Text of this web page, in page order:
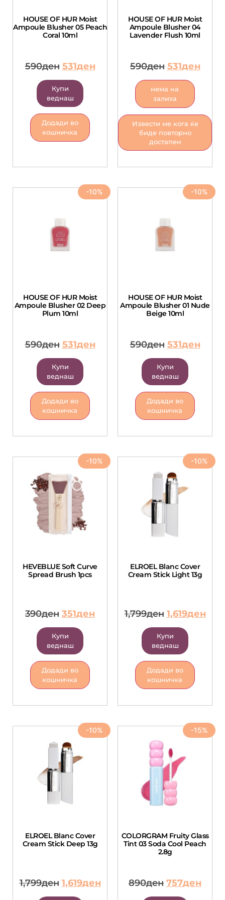
HOUSE OF HUR Moist
Ampoule Blusher 05 Peach
Coral 10ml
590ден 531ден
Купи
веднаш
Додади во
кошничка
HOUSE OF HUR Moist
Ampoule Blusher 04
Lavender Flush 10ml
590ден 531ден
нема на
залиха
Извести ме кога ќе
биде повторно
достапен
-10%
HOUSE OF HUR Moist
Ampoule Blusher 02 Deep
Plum 10ml
590ден 531ден
Купи
веднаш
Додади во
кошничка
-10%
HOUSE OF HUR Moist
Ampoule Blusher 01 Nude
Beige 10ml
590ден 531ден
Купи
веднаш
Додади во
кошничка
-10%
HEVEBLUE Soft Curve
Spread Brush 1pcs
390ден 351ден
Купи
веднаш
Додади во
кошничка
-10%
ELROEL Blanc Cover
Cream Stick Light 13g
1,799ден 1,619ден
Купи
веднаш
Додади во
кошничка
-10%
ELROEL Blanc Cover
Cream Stick Deep 13g
1,799ден 1,619ден
-15%
COLORGRAM Fruity Glass
Tint 03 Soda Cool Peach
2.8g
890ден 757ден